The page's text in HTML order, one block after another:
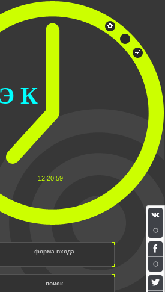
К
12:20:59
форма входа
поиск